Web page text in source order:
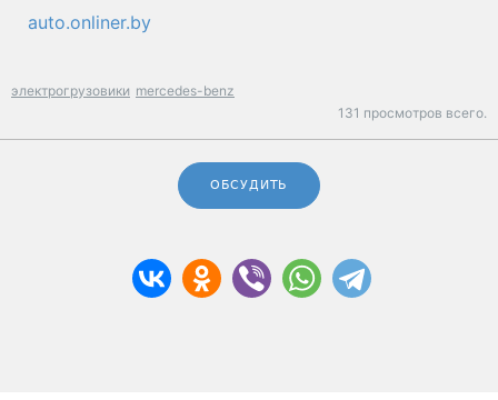
auto.onliner.by
электрогрузовики mercedes-benz
131 просмотров всего.
ОБСУДИТЬ